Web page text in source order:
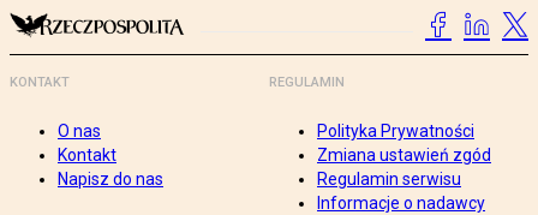
KONTAKT
O nas
Kontakt
Napisz do nas
REGULAMIN
Polityka Prywatności
Zmiana ustawień zgód
Regulamin serwisu
Informacje o nadawcy